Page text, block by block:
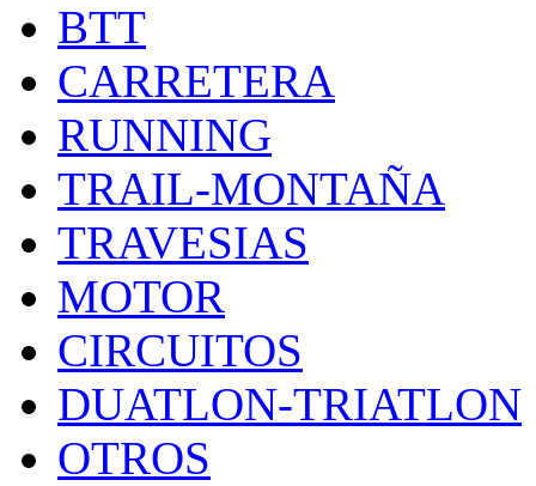
BTT
CARRETERA
RUNNING
TRAIL-MONTAÑA
TRAVESIAS
MOTOR
CIRCUITOS
DUATLON-TRIATLON
OTROS